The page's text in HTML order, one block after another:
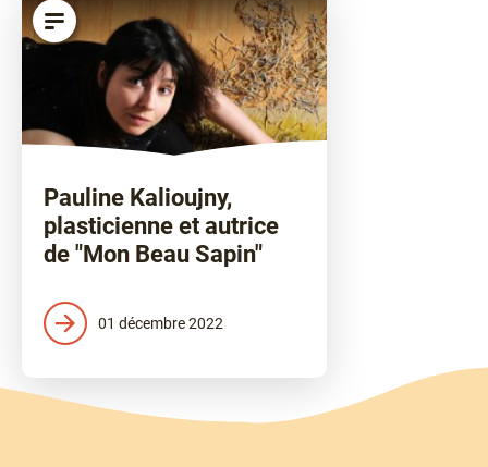
article
Pauline Kalioujny,
plasticienne et autrice
de "Mon Beau Sapin"
01 décembre 2022